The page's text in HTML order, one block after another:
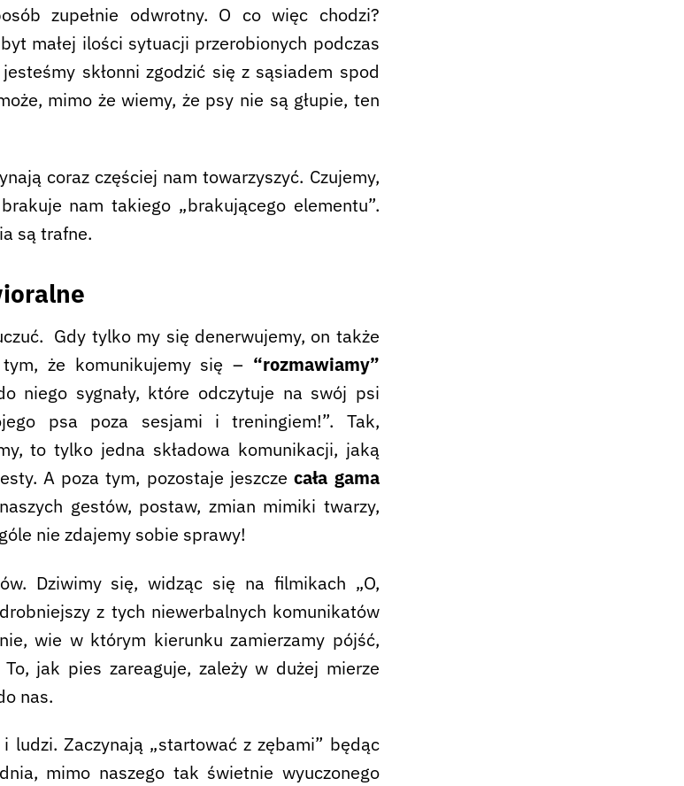
zupełnie odwrotny. O co więc chodzi?
małej ilości sytuacji przerobionych podczas
skłonni zgodzić się z sąsiadem spod
mimo że wiemy, że psy nie są głupie, ten
coraz częściej nam towarzyszyć. Czujemy,
nam takiego „brakującego elementu”.
są trafne.
Gdy tylko my się denerwujemy, on także
że komunikujemy się – “rozmawiamy”
niego sygnały, które odczytuje na swój psi
psa poza sesjami i treningiem!”. Tak,
to tylko jedna składowa komunikacji, jaką
A poza tym, pozostaje jeszczecała gama
gestów, postaw, zmian mimiki twarzy,
nie zdajemy sobie sprawy!
Dziwimy się, widząc się na filmikach „O,
z tych niewerbalnych komunikatów
wie w którym kierunku zamierzamy pójść,
jak pies zareaguje, zależy w dużej mierze
nas.
ludzi. Zaczynają „startować z zębami” będąc
mimo naszego tak świetnie wyuczonego